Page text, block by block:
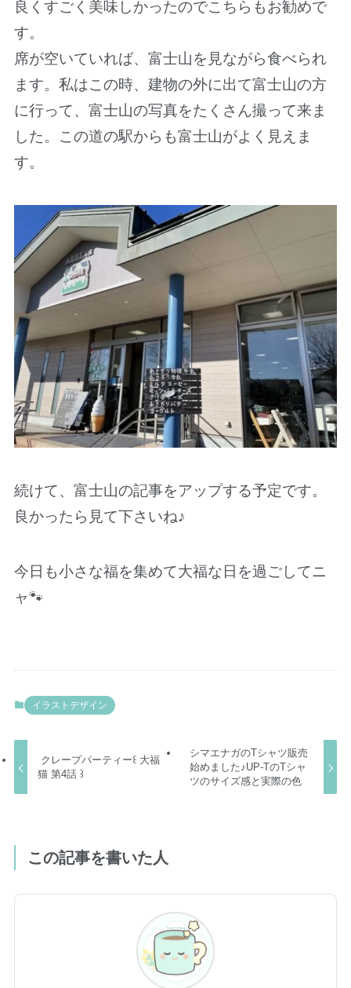
良くすごく美味しかったのでこちらもお勧めで
す。
席が空いていれば、富士山を見ながら食べられ
ます。私はこの時、建物の外に出て富士山の方
に行って、富士山の写真をたくさん撮って来ま
した。この道の駅からも富士山がよく見えま
す。
続けて、富士山の記事をアップする予定です。
良かったら見て下さいね♪
今日も小さな福を集めて大福な日を過ごしてニ
ャ🐾
イラストデザイン
クレープパーティー꒰ 大福
猫 第4話 ꒱
シマエナガのTシャツ販売
始めました♪UP-TのTシャ
ツのサイズ感と実際の色
この記事を書いた人